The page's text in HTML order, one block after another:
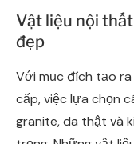
Vật liệu nội
đẹp
Với mục đích tạo
cấp, việc lựa chọn
granite, da thật và